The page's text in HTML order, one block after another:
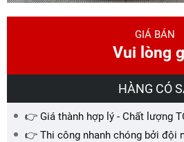
GIÁ BÁN
Vui lòng
HÀNG CÓ
👉 Giá thành hợp lý - Chất lượng
👉 Thi công nhanh chóng bởi đội